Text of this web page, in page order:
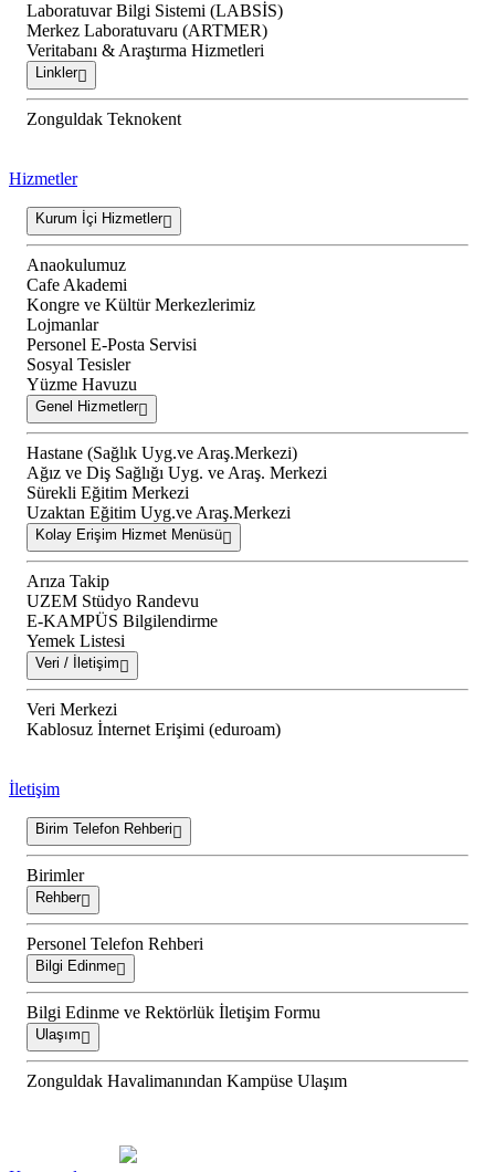
Laboratuvar Bilgi Sistemi (LABSİS)
Merkez Laboratuvaru (ARTMER)
Veritabanı & Araştırma Hizmetleri
Linkler
Zonguldak Teknokent
Hizmetler
Kurum İçi Hizmetler
Anaokulumuz
Cafe Akademi
Kongre ve Kültür Merkezlerimiz
Lojmanlar
Personel E-Posta Servisi
Sosyal Tesisler
Yüzme Havuzu
Genel Hizmetler
Hastane (Sağlık Uyg.ve Araş.Merkezi)
Ağız ve Diş Sağlığı Uyg. ve Araş. Merkezi
Sürekli Eğitim Merkezi
Uzaktan Eğitim Uyg.ve Araş.Merkezi
Kolay Erişim Hizmet Menüsü
Arıza Takip
UZEM Stüdyo Randevu
E-KAMPÜS Bilgilendirme
Yemek Listesi
Veri / İletişim
Veri Merkezi
Kablosuz İnternet Erişimi (eduroam)
İletişim
Birim Telefon Rehberi
Birimler
Rehber
Personel Telefon Rehberi
Bilgi Edinme
Bilgi Edinme ve Rektörlük İletişim Formu
Ulaşım
Zonguldak Havalimanından Kampüse Ulaşım